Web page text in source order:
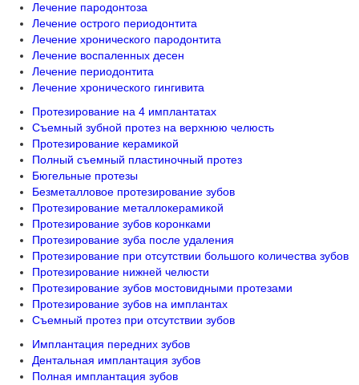
Лечение пародонтоза
Лечение острого периодонтита
Лечение хронического пародонтита
Лечение воспаленных десен
Лечение периодонтита
Лечение хронического гингивита
Протезирование на 4 имплантатах
Съемный зубной протез на верхнюю челюсть
Протезирование керамикой
Полный съемный пластиночный протез
Бюгельные протезы
Безметалловое протезирование зубов
Протезирование металлокерамикой
Протезирование зубов коронками
Протезирование зуба после удаления
Протезирование при отсутствии большого количества зубов
Протезирование нижней челюсти
Протезирование зубов мостовидными протезами
Протезирование зубов на имплантах
Съемный протез при отсутствии зубов
Имплантация передних зубов
Дентальная имплантация зубов
Полная имплантация зубов